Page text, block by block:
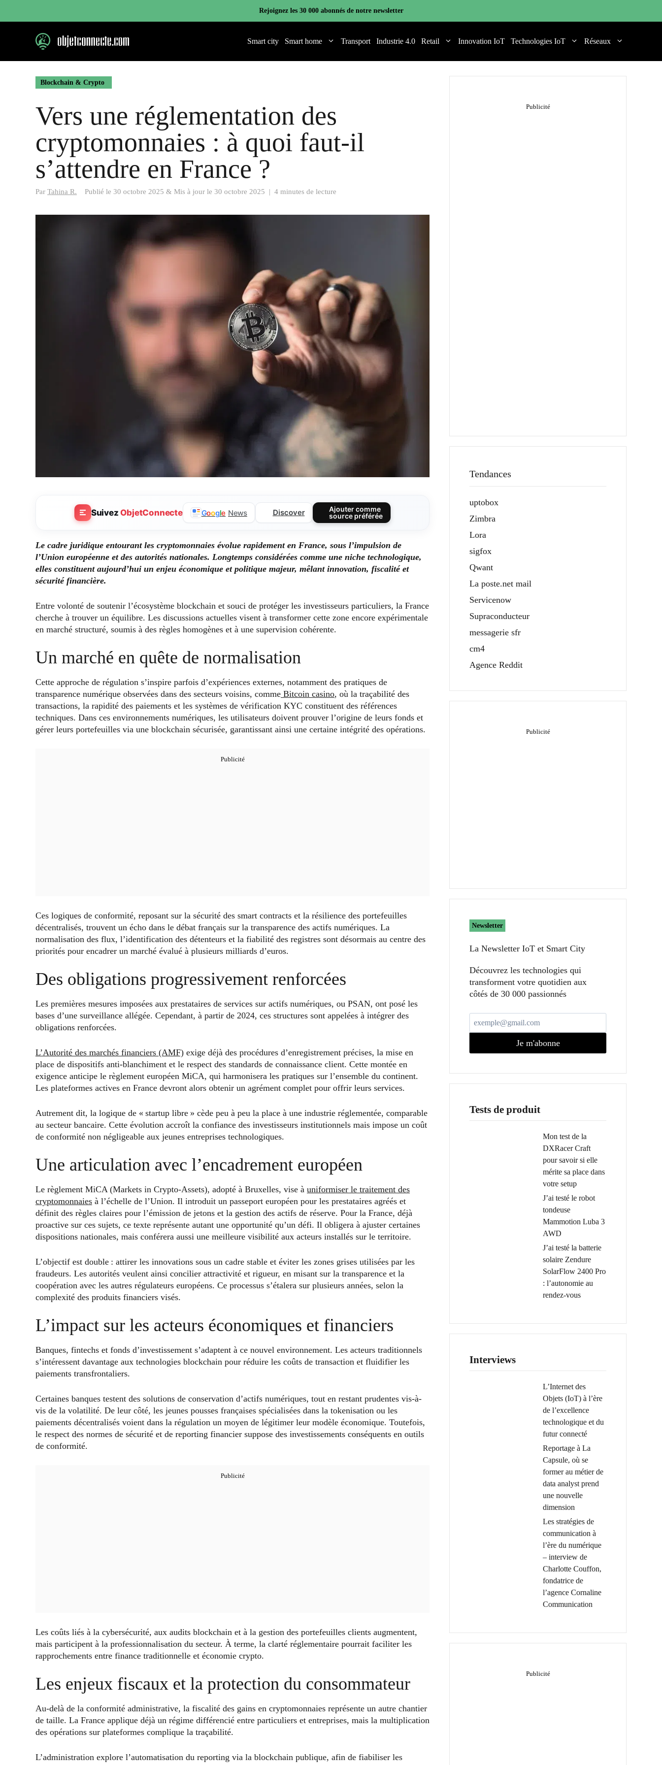
Rejoignez les 30 000 abonnés de notre newsletter
Smart city Smart home Transport Industrie 4.0 Retail Innovation IoT Technologies IoT Réseaux
Blockchain & Crypto
Vers une réglementation des
cryptomonnaies : à quoi faut-il
s’attendre en France ?
Par Tahina R. Publié le 30 octobre 2025 & Mis à jour le 30 octobre 2025 | 4 minutes de lecture
SuivezObjetConnecte Google News Discover
Ajouter comme
source préférée
Le cadre juridique entourant les cryptomonnaies évolue rapidement en France, sous l’impulsion de
l’Union européenne et des autorités nationales. Longtemps considérées comme une niche technologique,
elles constituent aujourd’hui un enjeu économique et politique majeur, mêlant innovation, fiscalité et
sécurité financière.
Entre volonté de soutenir l’écosystème blockchain et souci de protéger les investisseurs particuliers, la France
cherche à trouver un équilibre. Les discussions actuelles visent à transformer cette zone encore expérimentale
en marché structuré, soumis à des règles homogènes et à une supervision cohérente.
Un marché en quête de normalisation
Cette approche de régulation s’inspire parfois d’expériences externes, notamment des pratiques de
transparence numérique observées dans des secteurs voisins, comme Bitcoin casino, où la traçabilité des
transactions, la rapidité des paiements et les systèmes de vérification KYC constituent des références
techniques. Dans ces environnements numériques, les utilisateurs doivent prouver l’origine de leurs fonds et
gérer leurs portefeuilles via une blockchain sécurisée, garantissant ainsi une certaine intégrité des opérations.
Ces logiques de conformité, reposant sur la sécurité des smart contracts et la résilience des portefeuilles
décentralisés, trouvent un écho dans le débat français sur la transparence des actifs numériques. La
normalisation des flux, l’identification des détenteurs et la fiabilité des registres sont désormais au centre des
priorités pour encadrer un marché évalué à plusieurs milliards d’euros.
Des obligations progressivement renforcées
Les premières mesures imposées aux prestataires de services sur actifs numériques, ou PSAN, ont posé les
bases d’une surveillance allégée. Cependant, à partir de 2024, ces structures sont appelées à intégrer des
obligations renforcées.
L’Autorité des marchés financiers (AMF) exige déjà des procédures d’enregistrement précises, la mise en
place de dispositifs anti-blanchiment et le respect des standards de connaissance client. Cette montée en
exigence anticipe le règlement européen MiCA, qui harmonisera les pratiques sur l’ensemble du continent.
Les plateformes actives en France devront alors obtenir un agrément complet pour offrir leurs services.
Autrement dit, la logique de « startup libre » cède peu à peu la place à une industrie réglementée, comparable
au secteur bancaire. Cette évolution accroît la confiance des investisseurs institutionnels mais impose un coût
de conformité non négligeable aux jeunes entreprises technologiques.
Une articulation avec l’encadrement européen
Le règlement MiCA (Markets in Crypto-Assets), adopté à Bruxelles, vise à uniformiser le traitement des
cryptomonnaies à l’échelle de l’Union. Il introduit un passeport européen pour les prestataires agréés et
définit des règles claires pour l’émission de jetons et la gestion des actifs de réserve. Pour la France, déjà
proactive sur ces sujets, ce texte représente autant une opportunité qu’un défi. Il obligera à ajuster certaines
dispositions nationales, mais conférera aussi une meilleure visibilité aux acteurs installés sur le territoire.
L’objectif est double : attirer les innovations sous un cadre stable et éviter les zones grises utilisées par les
fraudeurs. Les autorités veulent ainsi concilier attractivité et rigueur, en misant sur la transparence et la
coopération avec les autres régulateurs européens. Ce processus s’étalera sur plusieurs années, selon la
complexité des produits financiers visés.
L’impact sur les acteurs économiques et financiers
Banques, fintechs et fonds d’investissement s’adaptent à ce nouvel environnement. Les acteurs traditionnels
s’intéressent davantage aux technologies blockchain pour réduire les coûts de transaction et fluidifier les
paiements transfrontaliers.
Certaines banques testent des solutions de conservation d’actifs numériques, tout en restant prudentes vis-à-
vis de la volatilité. De leur côté, les jeunes pousses françaises spécialisées dans la tokenisation ou les
paiements décentralisés voient dans la régulation un moyen de légitimer leur modèle économique. Toutefois,
le respect des normes de sécurité et de reporting financier suppose des investissements conséquents en outils
de conformité.
Les coûts liés à la cybersécurité, aux audits blockchain et à la gestion des portefeuilles clients augmentent,
mais participent à la professionnalisation du secteur. À terme, la clarté réglementaire pourrait faciliter les
rapprochements entre finance traditionnelle et économie crypto.
Les enjeux fiscaux et la protection du consommateur
Au-delà de la conformité administrative, la fiscalité des gains en cryptomonnaies représente un autre chantier
de taille. La France applique déjà un régime différencié entre particuliers et entreprises, mais la multiplication
des opérations sur plateformes complique la traçabilité.
L’administration explore l’automatisation du reporting via la blockchain publique, afin de fiabiliser les
Tendances
uptobox
Zimbra
Lora
sigfox
Qwant
La poste.net mail
Servicenow
Supraconducteur
messagerie sfr
cm4
Agence Reddit
Newsletter
La Newsletter IoT et Smart City​
Découvrez les technologies qui
transforment votre quotidien aux
côtés de 30 000 passionnés
Je m'abonne
Tests de produit
Mon test de la
DXRacer Craft
pour savoir si elle
mérite sa place dans
votre setup
J’ai testé le robot
tondeuse
Mammotion Luba 3
AWD
J’ai testé la batterie
solaire Zendure
SolarFlow 2400 Pro
: l’autonomie au
rendez-vous
Interviews
L’Internet des
Objets (IoT) à l’ère
de l’excellence
technologique et du
futur connecté
Reportage à La
Capsule, où se
former au métier de
data analyst prend
une nouvelle
dimension
Les stratégies de
communication à
l’ère du numérique
– interview de
Charlotte Couffon,
fondatrice de
l’agence Cornaline
Communication